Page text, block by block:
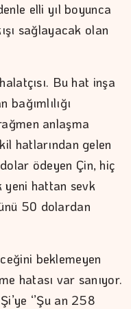
elli yıl boyunca
sağlayacak olan
Bu hat inşa
bağımlılığı
anlaşma
hatlarından gelen
ödeyen Çin, hiç
hattan sevk
50 dolardan
beklemeyen
hatası var sanıyor.
‘’Şu an 258